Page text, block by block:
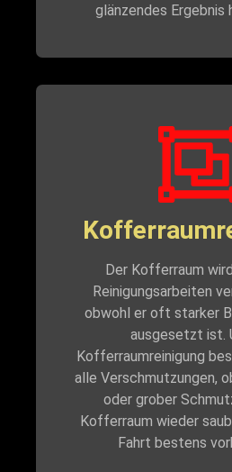
glänzendes Ergebnis
Der Kofferraum
Reinigungsarbeiten
obwohl er oft starker
ausgesetzt ist.
Kofferraumreinigung
alle Verschmutzungen,
oder grober
Kofferraum wieder
Fahrt bestens